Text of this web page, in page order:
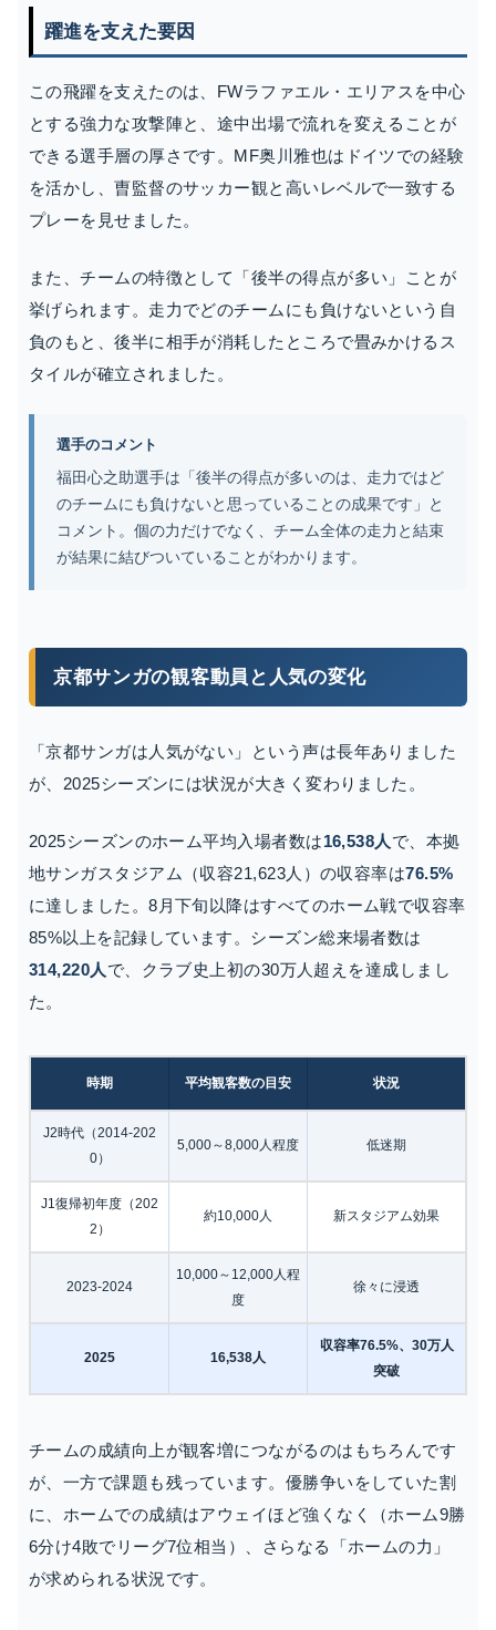
躍進を支えた要因
この飛躍を支えたのは、FWラファエル・エリアスを中心
とする強力な攻撃陣と、途中出場で流れを変えることが
できる選手層の厚さです。MF奥川雅也はドイツでの経験
を活かし、曺監督のサッカー観と高いレベルで一致する
プレーを見せました。
また、チームの特徴として「後半の得点が多い」ことが
挙げられます。走力でどのチームにも負けないという自
負のもと、後半に相手が消耗したところで畳みかけるス
タイルが確立されました。
選手のコメント
福田心之助選手は「後半の得点が多いのは、走力ではど
のチームにも負けないと思っていることの成果です」と
コメント。個の力だけでなく、チーム全体の走力と結束
が結果に結びついていることがわかります。
京都サンガの観客動員と人気の変化
「京都サンガは人気がない」という声は長年ありました
が、2025シーズンには状況が大きく変わりました。
2025シーズンのホーム平均入場者数は16,538人 で、本拠
地サンガスタジアム（収容21,623人）の収容率は76.5%
に達しました。8月下旬以降はすべてのホーム戦で収容率
85%以上を記録しています。シーズン総来場者数は
314,220人 で、クラブ史上初の30万人超えを達成しまし
た。
時期 平均観客数の目安 状況
J2時代（2014-202
0）
5,000～8,000人程度 低迷期
J1復帰初年度（202
2）
約10,000人 新スタジアム効果
2023-2024
10,000～12,000人程
度
徐々に浸透
2025 16,538人
収容率76.5%、30万人
突破
チームの成績向上が観客増につながるのはもちろんです
が、一方で課題も残っています。優勝争いをしていた割
に、ホームでの成績はアウェイほど強くなく（ホーム9勝
6分け4敗でリーグ7位相当）、さらなる「ホームの力」
が求められる状況です。